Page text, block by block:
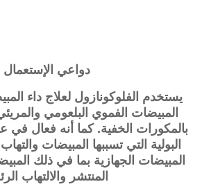
دواعي الإستعمال
يستخدم الفلوكونازول لعلاج داء
المبيضات الفموي البلعومي
بالمكورات الخفية. كما أنه فعال في
البولية التي تسببها المبيضات
المبيضات الجهازية بما في ذلك
المنتشر والالتهاب